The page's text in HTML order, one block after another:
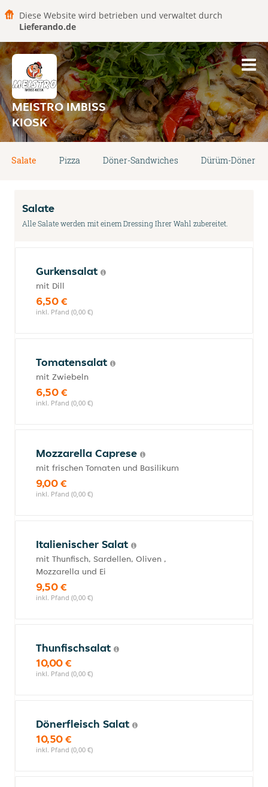
Diese Website wird betrieben und verwaltet durch
Lieferando.de
MEISTRO IMBISS
KIOSK
Salate Pizza Döner-Sandwiches Dürüm-Döner
Salate
Alle Salate werden mit einem Dressing Ihrer Wahl zubereitet.
Gurkensalat
mit Dill
6,50 €
inkl. Pfand (0,00 €)
Tomatensalat
mit Zwiebeln
6,50 €
inkl. Pfand (0,00 €)
Mozzarella Caprese
mit frischen Tomaten und Basilikum
9,00 €
inkl. Pfand (0,00 €)
Italienischer Salat
mit Thunfisch, Sardellen, Oliven ,
Mozzarella und Ei
9,50 €
inkl. Pfand (0,00 €)
Thunfischsalat
10,00 €
inkl. Pfand (0,00 €)
Dönerfleisch Salat
10,50 €
inkl. Pfand (0,00 €)